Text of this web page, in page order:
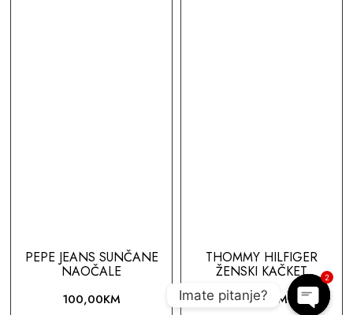
PEPE JEANS SUNČANE
NAOČALE
100,00KM
THOMMY HILFIGER
ŽENSKI KAČKET
80,00 KM
Imate pitanje?
2